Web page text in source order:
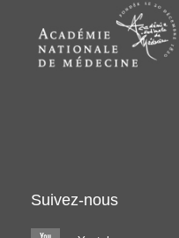
Suivez-nous